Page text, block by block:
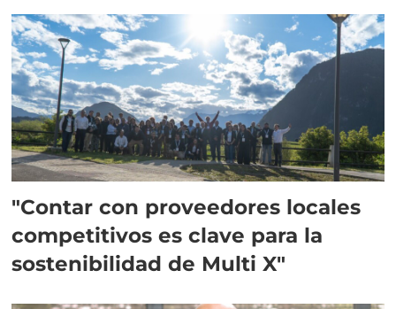
"Contar con proveedores locales
competitivos es clave para la
sostenibilidad de Multi X"